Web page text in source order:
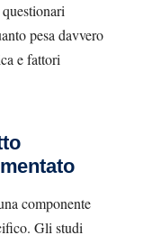
pesa davvero
e fattori
componente
Gli studi